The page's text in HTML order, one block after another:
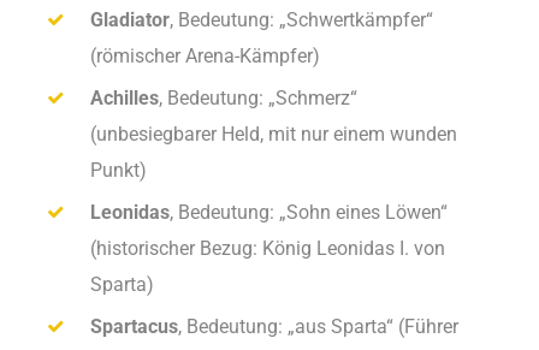
Gladiator, Bedeutung: „Schwertkämpfer“
(römischer Arena-Kämpfer)
Achilles, Bedeutung: „Schmerz“
(unbesiegbarer Held, mit nur einem wunden
Punkt)
Leonidas, Bedeutung: „Sohn eines Löwen“
(historischer Bezug: König Leonidas I. von
Sparta)
Spartacus, Bedeutung: „aus Sparta“ (Führer